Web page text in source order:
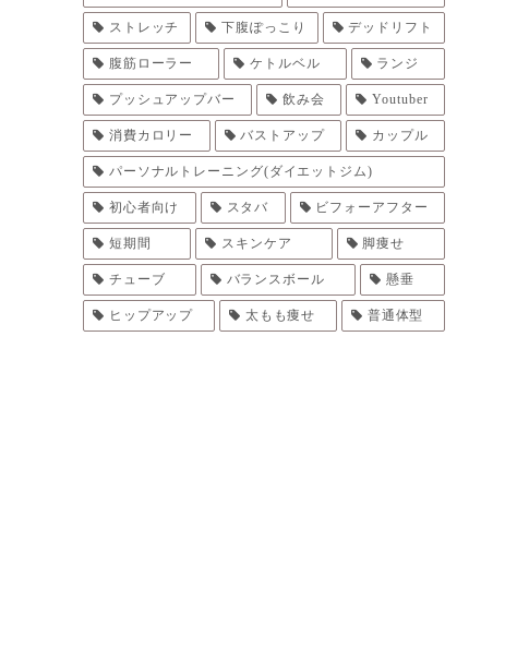
ストレッチ 下腹ぽっこり デッドリフト
腹筋ローラー ケトルベル ランジ
プッシュアップバー 飲み会 Youtuber
消費カロリー バストアップ カップル
パーソナルトレーニング(ダイエットジム)
初心者向け スタバ ビフォーアフター
短期間 スキンケア 脚痩せ
チューブ バランスボール 懸垂
ヒップアップ 太もも痩せ 普通体型